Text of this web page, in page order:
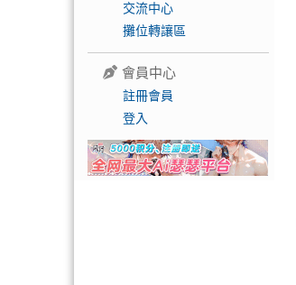
交流中心
攤位轉讓區
會員中心
註冊會員
登入